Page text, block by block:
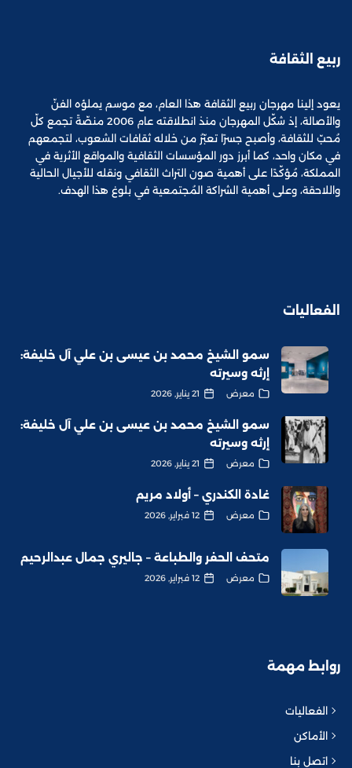
ربيع الثقافة
يعود إلينا مهرجان ربيع الثقافة هذا العام، مع موسم يملؤه الفنّ
والأصالة، إذ شكّل المهرجان منذ انطلاقته عام 2006 منصّةً تجمع كلّ
مُحبّ للثقافة، وأصبح جسرًا تعبّرُ من خلاله ثقافات الشعوب، لتجمعهم
في مكان واحد، كما أبرز دور المؤسسات الثقافية والمواقع الأثرية في
المملكة، مُؤكّدًا على أهمية صون التراث الثقافي ونقله للأجيال الحالية
واللاحقة، وعلى أهمية الشراكة المُجتمعية في بلوغ هذا الهدف.
الفعاليات
سمو الشيخ محمد بن عيسى بن علي آل خليفة:
إرثه وسيرته
معرض 21 يناير, 2026
سمو الشيخ محمد بن عيسى بن علي آل خليفة:
إرثه وسيرته
معرض 21 يناير, 2026
غادة الكندري – أولاد مريم
معرض 12 فبراير, 2026
متحف الحفر والطباعة – جاليري جمال عبدالرحيم
معرض 12 فبراير, 2026
روابط مهمة
الفعاليات
الأماكن
اتصل بنا